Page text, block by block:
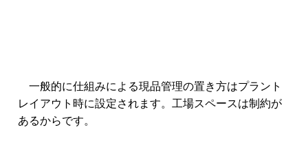
一般的に仕組みによる現品管理の置き方はプラント
レイアウト時に設定されます。工場スペースは制約が
あるからです。